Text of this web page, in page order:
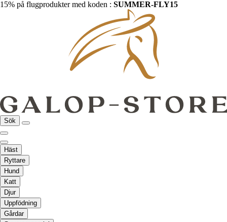
15% på flugprodukter med koden : SUMMER-FLY15
Sök
Häst
Ryttare
Hund
Katt
Djur
Uppfödning
Gårdar